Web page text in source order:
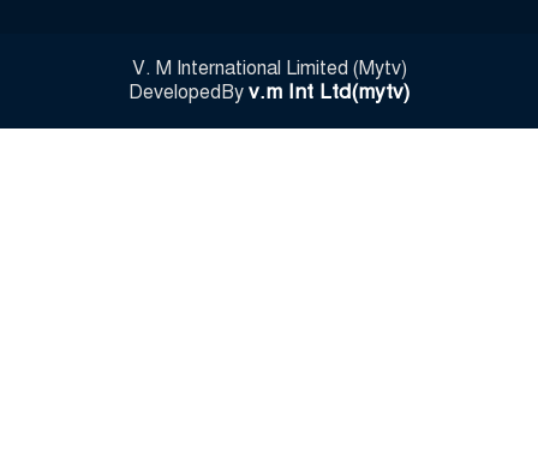
V. M International Limited (Mytv)
DevelopedBy v.m Int Ltd(mytv)